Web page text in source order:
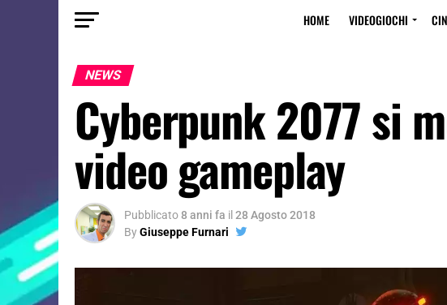
HOME VIDEOGIOCHI
NEWS
Cyberpunk 2077 si
video gameplay
Pubblicato8 anni fa il 28 Agosto 2018
ByGiuseppe Furnari